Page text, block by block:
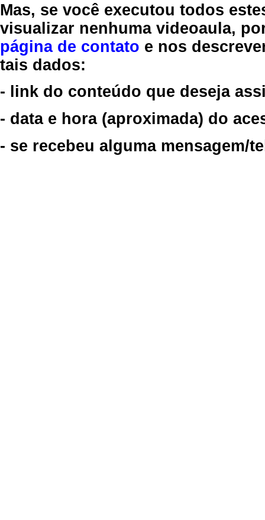
Mas, se você executou todos
visualizar nenhuma videoaula,
página de contato e nos
tais dados:
- link do conteúdo que deseja
- data e hora (aproximada) do
- se recebeu alguma mensagem/